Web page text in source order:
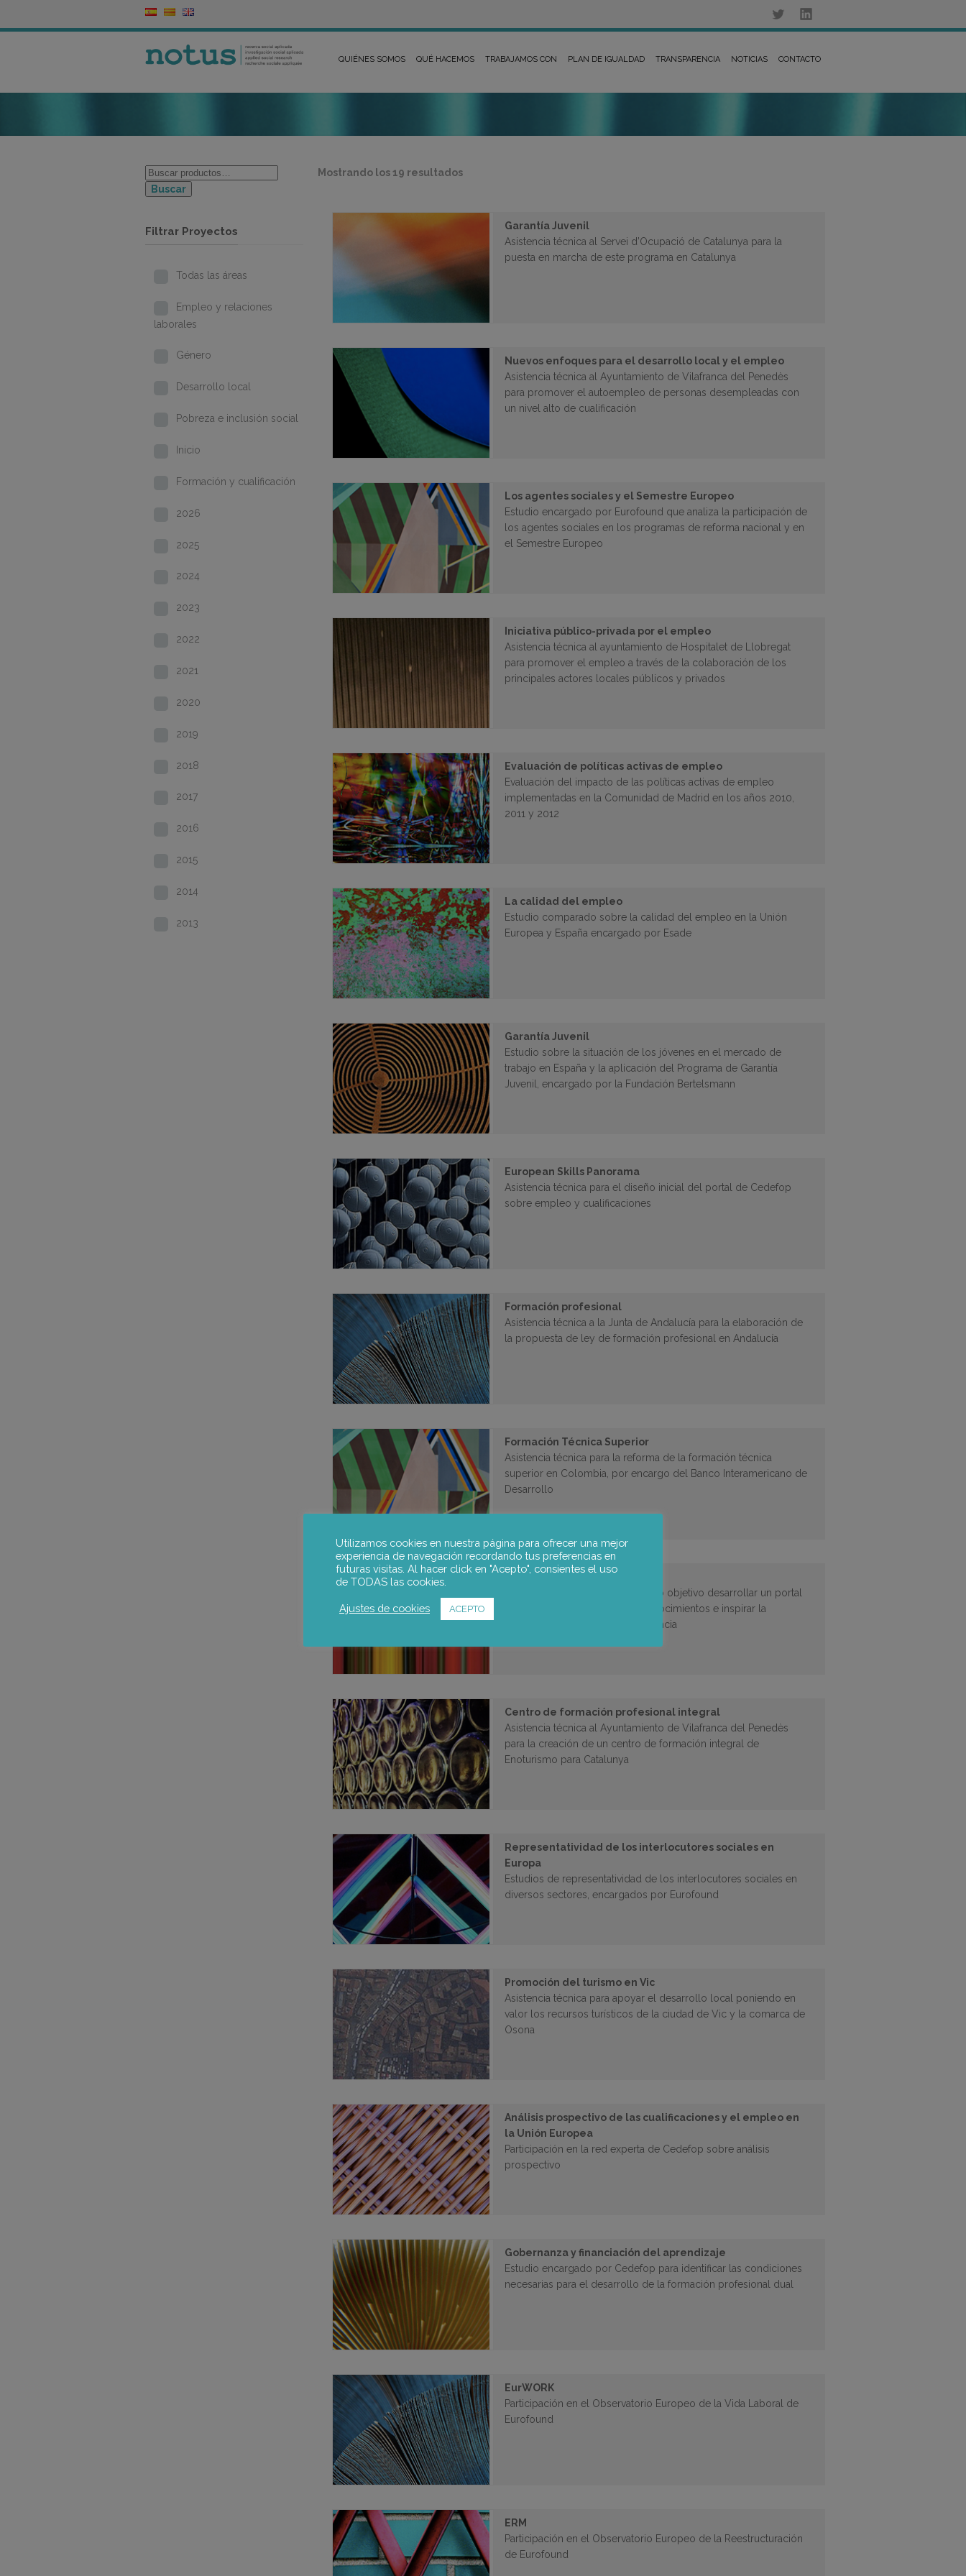
QUIÉNES SOMOS QUÉ HACEMOS TRABAJAMOS CON PLAN DE IGUALDAD TRANSPARENCIA NOTICIAS CONTACTO
Mostrando los 19 resultadosOrdenado
Garantía Juvenil
Asistencia técnica al Servei d’Ocupació de Catalunya para la
puesta en marcha de este programa en Catalunya
Nuevos enfoques para el desarrollo local y el empleo
Asistencia técnica al Ayuntamiento de Vilafranca del Penedès
para promover el autoempleo de personas desempleadas con
un nivel alto de cualificación
Los agentes sociales y el Semestre Europeo
Estudio encargado por Eurofound que analiza la participación de
los agentes sociales en los programas de reforma nacional y en
el Semestre Europeo
Iniciativa público-privada por el empleo
Asistencia técnica al ayuntamiento de Hospitalet de Llobregat
para promover el empleo a través de la colaboración de los
principales actores locales públicos y privados
Evaluación de políticas activas de empleo
Evaluación del impacto de las políticas activas de empleo
implementadas en la Comunidad de Madrid en los años 2010,
2011 y 2012
La calidad del empleo
Estudio comparado sobre la calidad del empleo en la Unión
Europea y España encargado por Esade
Garantía Juvenil
Estudio sobre la situación de los jóvenes en el mercado de
trabajo en España y la aplicación del Programa de Garantía
Juvenil, encargado por la Fundación Bertelsmann
European Skills Panorama
Asistencia técnica para el diseño inicial del portal de Cedefop
sobre empleo y cualificaciones
Formación profesional
Asistencia técnica a la Junta de Andalucía para la elaboración de
la propuesta de ley de formación profesional en Andalucía
Formación Técnica Superior
Asistencia técnica para la reforma de la formación técnica
superior en Colombia, por encargo del Banco Interamericano de
Desarrollo
GENPORT
Proyecto del 7PM que tiene como objetivo desarrollar un portal
de Internet para intercambiar conocimientos e inspirar la
colaboración sobre género y ciencia
Centro de formación profesional integral
Asistencia técnica al Ayuntamiento de Vilafranca del Penedès
para la creación de un centro de formación integral de
Enoturismo para Catalunya
Representatividad de los interlocutores sociales en
Europa
Estudios de representatividad de los interlocutores sociales en
diversos sectores, encargados por Eurofound
Promoción del turismo en Vic
Asistencia técnica para apoyar el desarrollo local poniendo en
valor los recursos turísticos de la ciudad de Vic y la comarca de
Osona
Análisis prospectivo de las cualificaciones y el empleo en
la Unión Europea
Participación en la red experta de Cedefop sobre análisis
prospectivo
Gobernanza y financiación del aprendizaje
Estudio encargado por Cedefop para identificar las condiciones
necesarias para el desarrollo de la formación profesional dual
EurWORK
Participación en el Observatorio Europeo de la Vida Laboral de
Eurofound
ERM
Participación en el Observatorio Europeo de la Reestructuración
de Eurofound
Buscar
Filtrar Proyectos
Todas las áreas
Empleo y relaciones
laborales
Género
Desarrollo local
Pobreza e inclusión social
Inicio
Formación y cualificación
2026
2025
2024
2023
2022
2021
2020
2019
2018
2017
2016
2015
2014
2013
Utilizamos cookies en nuestra página para ofrecer una mejor
experiencia de navegación recordando tus preferencias en
futuras visitas. Al hacer click en "Acepto", consientes el uso
de TODAS las cookies.
Ajustes de cookies ACEPTO